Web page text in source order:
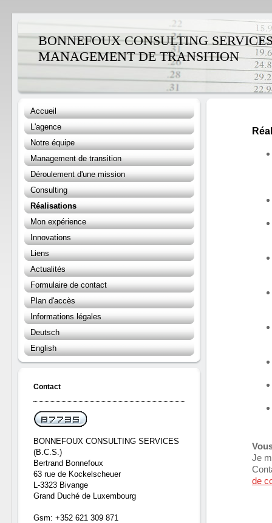
BONNEFOUX CONSULTING
MANAGEMENT DE TRANSITION
Accueil
L'agence
Notre équipe
Management de transition
Déroulement d'une mission
Consulting
Réalisations
Mon expérience
Innovations
Liens
Actualités
Formulaire de contact
Plan d'accès
Informations légales
Deutsch
English
Contact
BONNEFOUX CONSULTING SERVICES
(B.C.S.)
Bertrand Bonnefoux
63 rue de Kockelscheuer
L-3323 Bivange
Grand Duché de Luxembourg
Gsm: +352 621 309 871
Je
de